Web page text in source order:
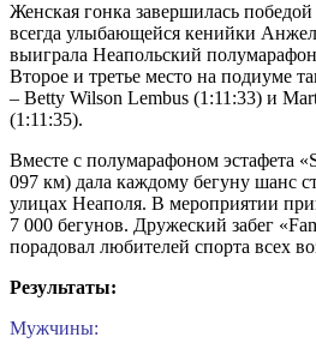
Женская гонка завершилась
всегда улыбающейся кенийки
выиграла Неапольский полумарафон
Второе и третье место на подиуме
– Betty Wilson Lembus (1:11:33) и
(1:11:35).
Вместе с полумарафоном эстафета
097 км) дала каждому бегуну шанс
улицах Неаполя. В мероприятии
7 000 бегунов. Дружеский забег
порадовал любителей спорта всех
Результаты:
Мужчины: